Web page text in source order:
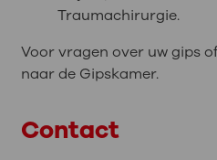
Traumachirurgie.
Voor vragen over uw gips
naar de Gipskamer.
Contact